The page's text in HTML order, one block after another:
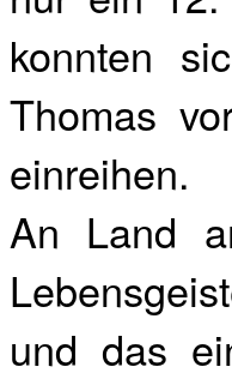
konnten
Thomas
einreihen.
An Land
und das